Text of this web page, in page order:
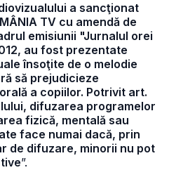
a sancţionat
TV cu amendă de
emisiunii "Jurnalul orei
au fost prezentate
însoţite de o melodie
să prejudicieze
a copiilor. Potrivit art.
difuzarea programelor
fizică, mentală sau
face numai dacă, prin
de difuzare, minorii nu pot
”.